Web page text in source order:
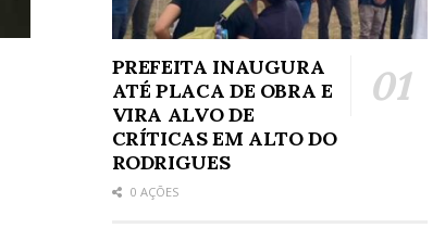
PREFEITA INAUGURA
ATÉ PLACA DE OBRA E
VIRA ALVO DE
CRÍTICAS EM ALTO DO
RODRIGUES
0 AÇÕES